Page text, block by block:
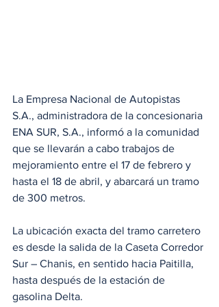
La Empresa Nacional de Autopistas
S.A., administradora de la concesionaria
ENA SUR, S.A., informó a la comunidad
que se llevarán a cabo trabajos de
mejoramiento entre el 17 de febrero y
hasta el 18 de abril, y abarcará un tramo
de 300 metros.
La ubicación exacta del tramo carretero
es desde la salida de la Caseta Corredor
Sur – Chanis, en sentido hacia Paitilla,
hasta después de la estación de
gasolina Delta.